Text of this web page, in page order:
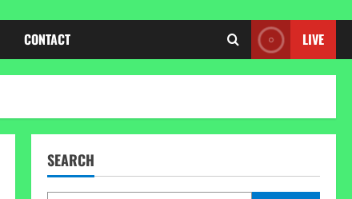
CONTACT LIVE
SEARCH